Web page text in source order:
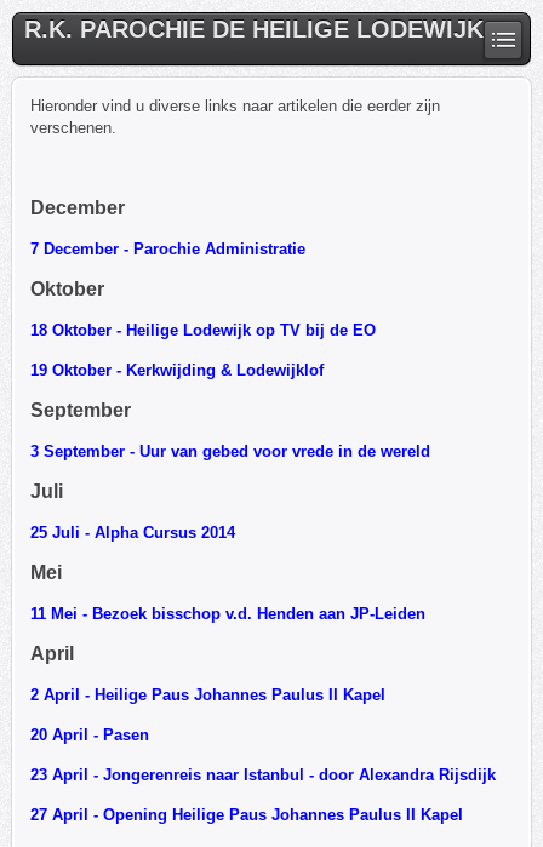
R.K. PAROCHIE DE HEILIGE LODEWIJK
Hieronder vind u diverse links naar artikelen die eerder zijn
verschenen.
December
7 December - Parochie Administratie
Oktober
18 Oktober - Heilige Lodewijk op TV bij de EO
19 Oktober - Kerkwijding & Lodewijklof
September
3 September - Uur van gebed voor vrede in de wereld
Juli
25 Juli - Alpha Cursus 2014
Mei
11 Mei - Bezoek bisschop v.d. Henden aan JP-Leiden
April
2 April - Heilige Paus Johannes Paulus II Kapel
20 April - Pasen
23 April - Jongerenreis naar Istanbul - door Alexandra Rijsdijk
27 April - Opening Heilige Paus Johannes Paulus II Kapel